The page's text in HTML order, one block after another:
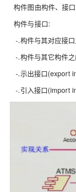
构件图由构件、接
构件与接口:
-.构件与其对应接
-.构件与其它构件
-.示出接口(export
-.引入接口(import